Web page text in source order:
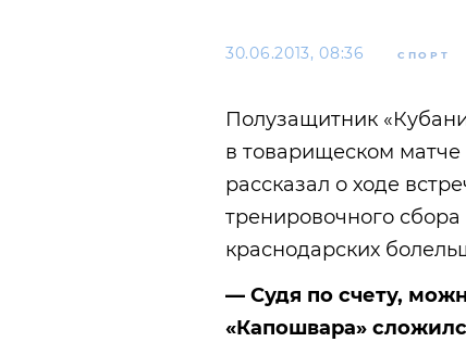
30.06.2013, 08:36 СПОРТ
Полузащитник
в товарищеском
рассказал о ходе
тренировочного
краснодарских
— Судя по счету,
«Капошвара»